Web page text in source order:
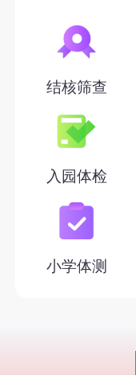
2027年北京六年
2027年北京幼升
2026年小学录取
结核筛查
入园体检
小学体测